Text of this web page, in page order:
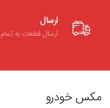
ارسال
ارسال قطعات به
مکس خودرو